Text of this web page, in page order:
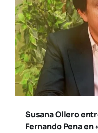
Susana Ollero
Fernando Pena en